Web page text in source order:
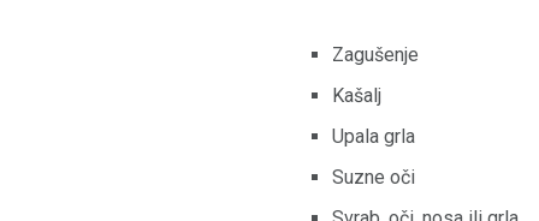
Zagušenje
Kašalj
Upala grla
Suzne oči